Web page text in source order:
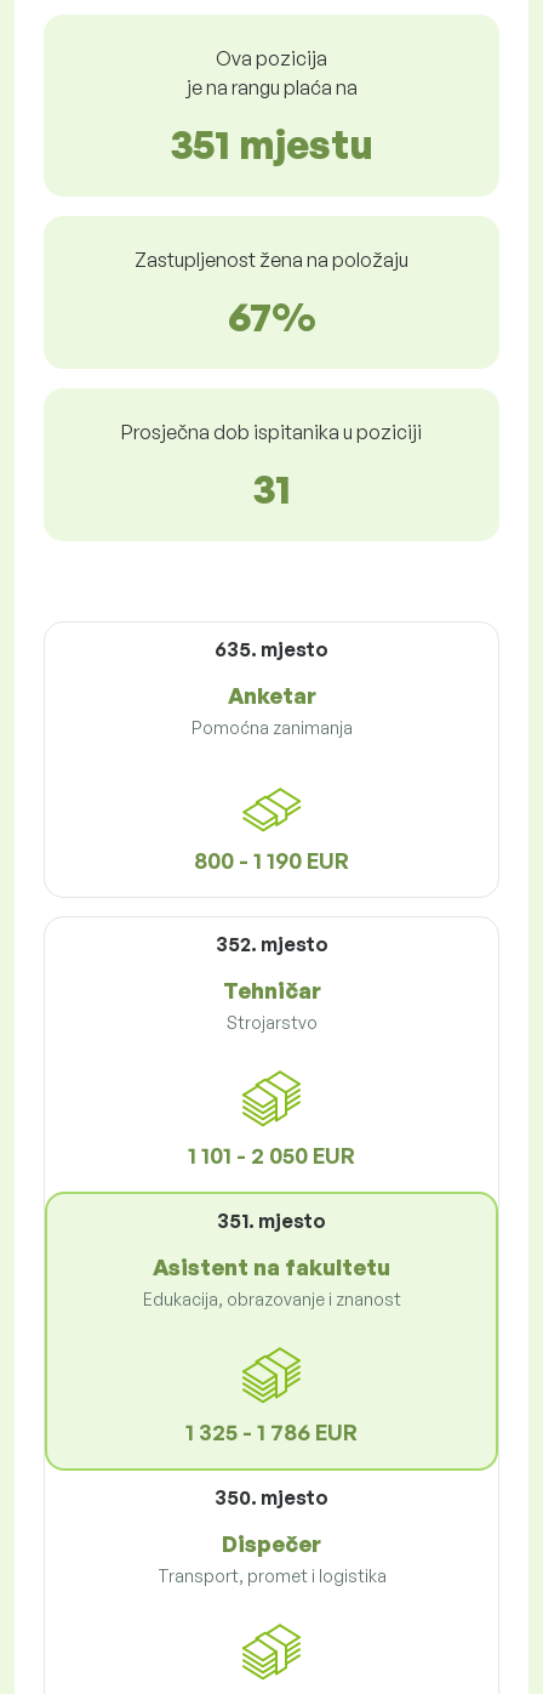
Ova pozicija
je na rangu plaća na
351 mjestu
Zastupljenost žena na položaju
67%
Prosječna dob ispitanika u poziciji
31
635. mjesto
Anketar
Pomoćna zanimanja
800 - 1 190 EUR
352. mjesto
Tehničar
Strojarstvo
1 101 - 2 050 EUR
351. mjesto
Asistent na fakultetu
Edukacija, obrazovanje i znanost
1 325 - 1 786 EUR
350. mjesto
Dispečer
Transport, promet i logistika